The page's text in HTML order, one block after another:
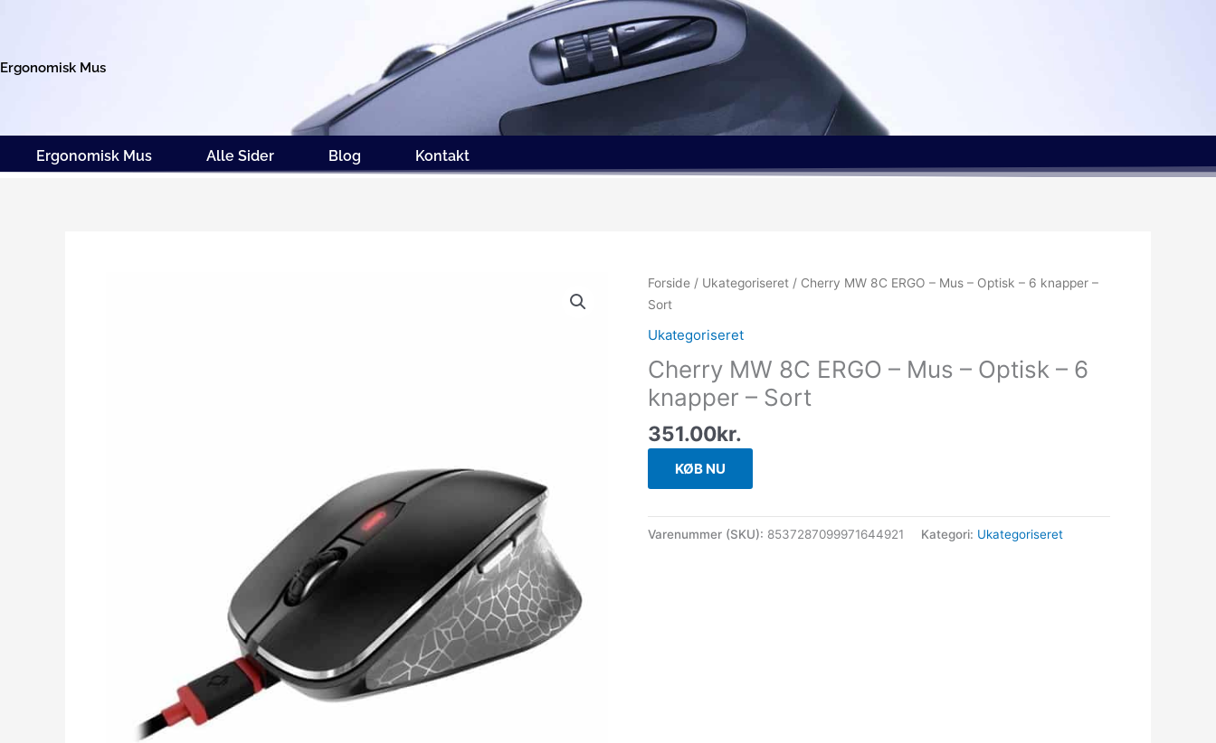
Ergonomisk Mus
Ergonomisk Mus Alle Sider Blog Kontakt
Forside / Ukategoriseret / Cherry MW 8C ERGO – Mus – Optisk – 6 knapper –
Sort
Ukategoriseret
Cherry MW 8C ERGO – Mus – Optisk – 6
knapper – Sort
351.00kr.
KØB NU
Varenummer (SKU): 8537287099971644921 Kategori: Ukategoriseret